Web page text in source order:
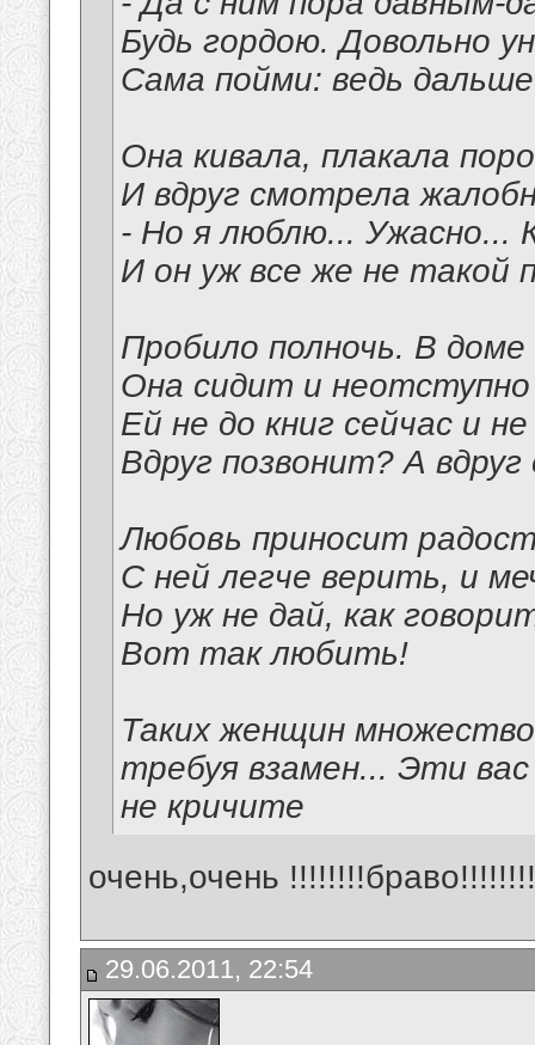
Будь гордою. Довольно
Сама пойми: ведь
Она кивала, плакала
И вдруг смотрела
- Но я люблю... Ужасно...
И он уж все же не такой
Пробило полночь. В
Она сидит и
Ей не до книг сейчас и
Вдруг позвонит? А
Любовь приносит
С ней легче верить, и
Но уж не дай, как
Вот так любить!
Таких женщин
требуя взамен... Эти
не кричите
очень,очень
29.06.2011, 22:54